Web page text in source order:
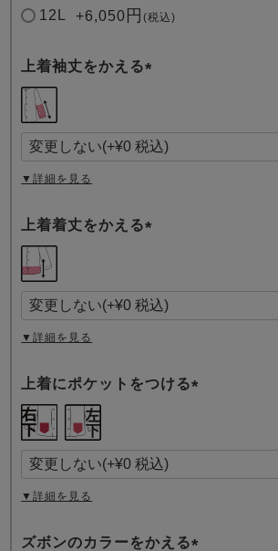
12L +6,050 税込
上着袖丈をかえる
須
)
▼詳細を見る
上着着丈をかえる
須
)
▼詳細を見る
上着にポケットをつける
須
)
▼詳細を見る
ズボンのカラーをかえる